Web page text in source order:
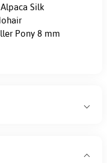
Silk
Pony 8 mm